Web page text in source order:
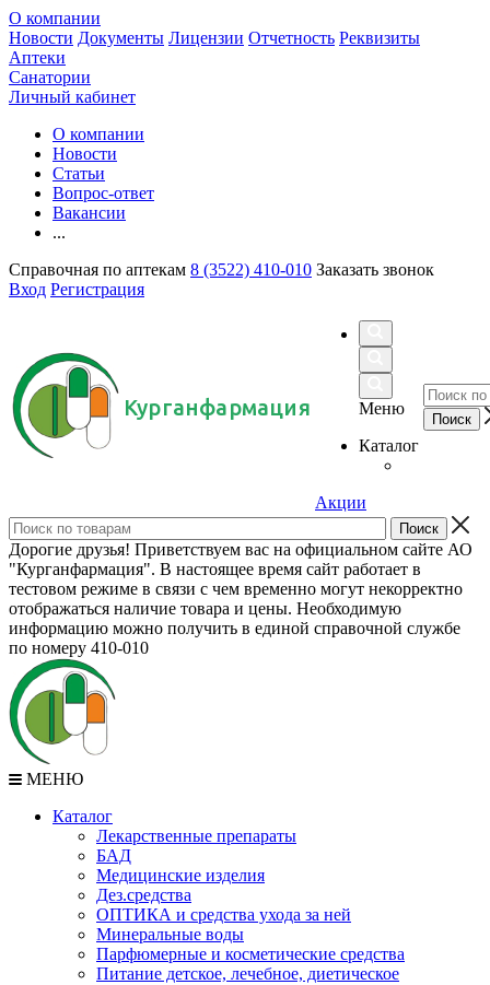
О компании
Новости Документы Лицензии Отчетность Реквизиты
Аптеки
Санатории
Личный кабинет
О компании
Новости
Статьи
Вопрос-ответ
Вакансии
...
Справочная по аптекам 8 (3522) 410-010 Заказать звонок
Вход Регистрация
Курганфармация
Меню
Каталог
Акции
Дорогие друзья! Приветствуем вас на официальном сайте АО
"Курганфармация". В настоящее время сайт работает в
тестовом режиме в связи с чем временно могут некорректно
отображаться наличие товара и цены. Необходимую
информацию можно получить в единой справочной службе
по номеру 410-010
МЕНЮ
Каталог
Лекарственные препараты
БАД
Медицинские изделия
Дез.средства
ОПТИКА и средства ухода за ней
Минеральные воды
Парфюмерные и косметические средства
Питание детское, лечебное, диетическое